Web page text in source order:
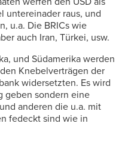
untereinader raus, und
u.a. Die BRICs wie
auch Iran, Türkei, usw.
und Südamerika werden
Knebelverträgen der
widersetzten. Es wird
geben sondern eine
anderen die u.a. mit
fedeckt sind wie in